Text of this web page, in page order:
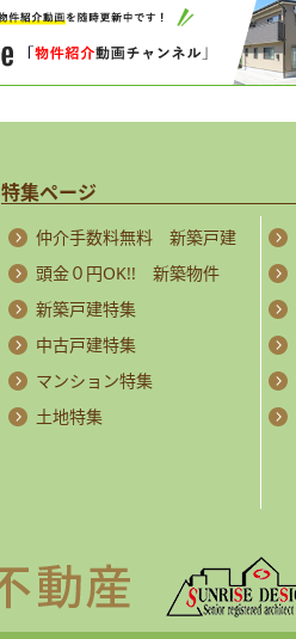
特集ページ
仲介手数料無料 新築戸建
頭金０円OK!! 新築物件
新築戸建特集
中古戸建特集
マンション特集
土地特集